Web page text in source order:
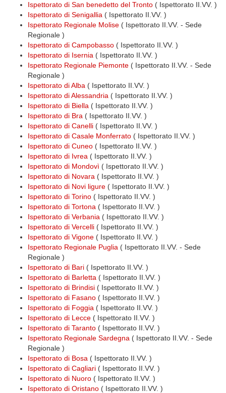
Ispettorato di San benedetto del Tronto ( Ispettorato II.VV. )
Ispettorato di Senigallia ( Ispettorato II.VV. )
Ispettorato Regionale Molise ( Ispettorato II.VV. - Sede
Regionale )
Ispettorato di Campobasso ( Ispettorato II.VV. )
Ispettorato di Isernia ( Ispettorato II.VV. )
Ispettorato Regionale Piemonte ( Ispettorato II.VV. - Sede
Regionale )
Ispettorato di Alba ( Ispettorato II.VV. )
Ispettorato di Alessandria ( Ispettorato II.VV. )
Ispettorato di Biella ( Ispettorato II.VV. )
Ispettorato di Bra ( Ispettorato II.VV. )
Ispettorato di Canelli ( Ispettorato II.VV. )
Ispettorato di Casale Monferrato ( Ispettorato II.VV. )
Ispettorato di Cuneo ( Ispettorato II.VV. )
Ispettorato di Ivrea ( Ispettorato II.VV. )
Ispettorato di Mondovì ( Ispettorato II.VV. )
Ispettorato di Novara ( Ispettorato II.VV. )
Ispettorato di Novi ligure ( Ispettorato II.VV. )
Ispettorato di Torino ( Ispettorato II.VV. )
Ispettorato di Tortona ( Ispettorato II.VV. )
Ispettorato di Verbania ( Ispettorato II.VV. )
Ispettorato di Vercelli ( Ispettorato II.VV. )
Ispettorato di Vigone ( Ispettorato II.VV. )
Ispettorato Regionale Puglia ( Ispettorato II.VV. - Sede
Regionale )
Ispettorato di Bari ( Ispettorato II.VV. )
Ispettorato di Barletta ( Ispettorato II.VV. )
Ispettorato di Brindisi ( Ispettorato II.VV. )
Ispettorato di Fasano ( Ispettorato II.VV. )
Ispettorato di Foggia ( Ispettorato II.VV. )
Ispettorato di Lecce ( Ispettorato II.VV. )
Ispettorato di Taranto ( Ispettorato II.VV. )
Ispettorato Regionale Sardegna ( Ispettorato II.VV. - Sede
Regionale )
Ispettorato di Bosa ( Ispettorato II.VV. )
Ispettorato di Cagliari ( Ispettorato II.VV. )
Ispettorato di Nuoro ( Ispettorato II.VV. )
Ispettorato di Oristano ( Ispettorato II.VV. )